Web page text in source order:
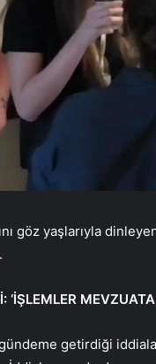
göz yaşlarıyla
‘İŞLEMLER MEVZUATA
getirdiği